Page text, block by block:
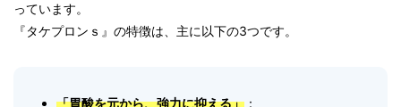
っています。
『タケプロンｓ』の特徴は、主に以下の3つです。
「胃酸を元から、強力に抑える」：